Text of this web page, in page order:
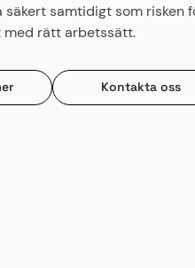
samtidigt som risken
med rätt arbetssätt.
Kontakta oss